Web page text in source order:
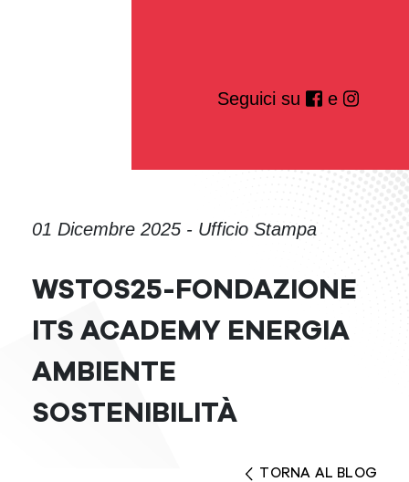
Seguici su e
01 Dicembre 2025 - Ufficio Stampa
WSTOS25-FONDAZIONE
ITS ACADEMY ENERGIA
AMBIENTE
SOSTENIBILITÀ
TORNA AL BLOG